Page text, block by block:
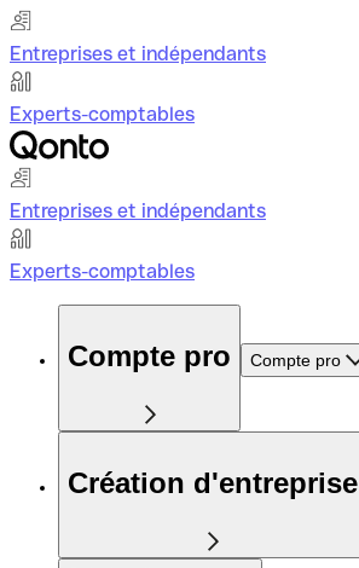
Entreprises et indépendants
Experts-comptables
Entreprises et indépendants
Experts-comptables
Compte pro Compte pro
Création d'entreprise